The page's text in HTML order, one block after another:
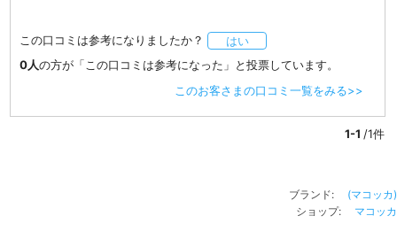
この口コミは参考になりましたか？
はい
0人の方が「この口コミは参考になった」と投票しています。
このお客さまの口コミ一覧をみる>>
1-1 /1件
ブランド: (マコッカ)
ショップ: マコッカ